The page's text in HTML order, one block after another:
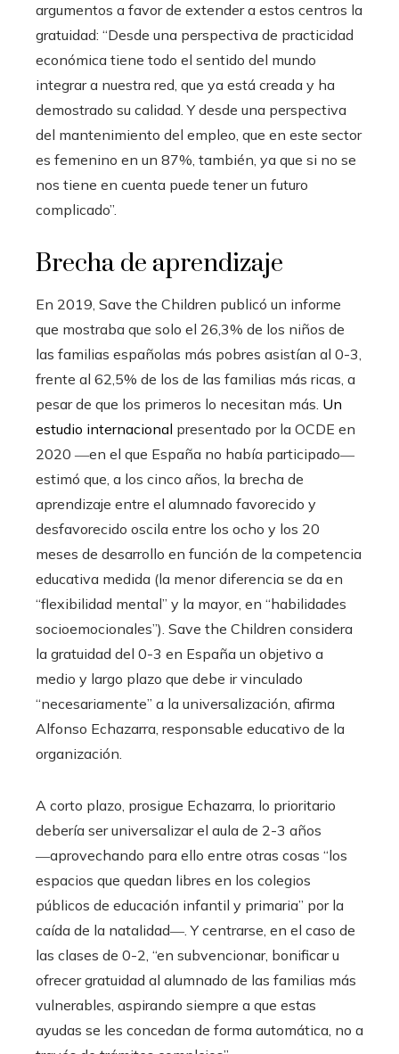
argumentos a favor de extender a estos centros la
gratuidad: “Desde una perspectiva de practicidad
económica tiene todo el sentido del mundo
integrar a nuestra red, que ya está creada y ha
demostrado su calidad. Y desde una perspectiva
del mantenimiento del empleo, que en este sector
es femenino en un 87%, también, ya que si no se
nos tiene en cuenta puede tener un futuro
complicado”.
Brecha de aprendizaje
En 2019, Save the Children publicó un informe
que mostraba que solo el 26,3% de los niños de
las familias españolas más pobres asistían al 0-3,
frente al 62,5% de los de las familias más ricas, a
pesar de que los primeros lo necesitan más. Un
estudio internacional presentado por la OCDE en
2020 ―en el que España no había participado―
estimó que, a los cinco años, la brecha de
aprendizaje entre el alumnado favorecido y
desfavorecido oscila entre los ocho y los 20
meses de desarrollo en función de la competencia
educativa medida (la menor diferencia se da en
“flexibilidad mental” y la mayor, en “habilidades
socioemocionales”). Save the Children considera
la gratuidad del 0-3 en España un objetivo a
medio y largo plazo que debe ir vinculado
“necesariamente” a la universalización, afirma
Alfonso Echazarra, responsable educativo de la
organización.
A corto plazo, prosigue Echazarra, lo prioritario
debería ser universalizar el aula de 2-3 años
―aprovechando para ello entre otras cosas “los
espacios que quedan libres en los colegios
públicos de educación infantil y primaria” por la
caída de la natalidad―. Y centrarse, en el caso de
las clases de 0-2, “en subvencionar, bonificar u
ofrecer gratuidad al alumnado de las familias más
vulnerables, aspirando siempre a que estas
ayudas se les concedan de forma automática, no a